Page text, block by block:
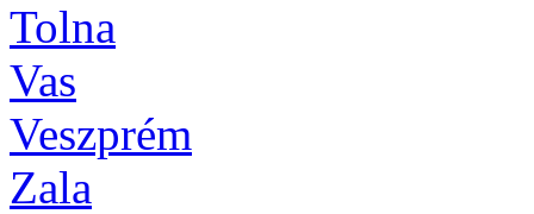
Tolna
Vas
Veszprém
Zala